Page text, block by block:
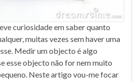
curiosidade em saber quanto
muitas vezes sem haver uma
Medir um objecto é algo
esse objecto não for nem muito
Neste artigo vou-me focar